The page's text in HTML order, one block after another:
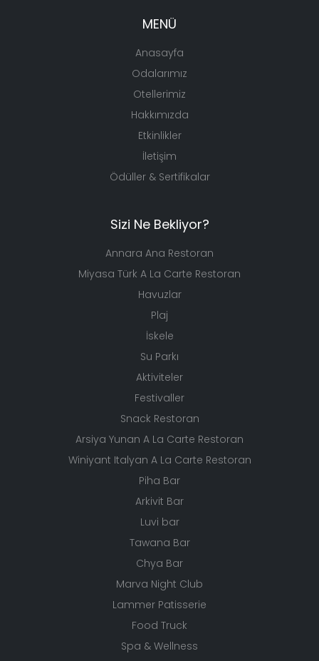
MENÜ
Anasayfa
Odalarımız
Otellerimiz
Hakkımızda
Etkinlikler
İletişim
Ödüller & Sertifikalar
Sizi Ne Bekliyor?
Annara Ana Restoran
Miyasa Türk A La Carte Restoran
Havuzlar
Plaj
İskele
Su Parkı
Aktiviteler
Festivaller
Snack Restoran
Arsiya Yunan A La Carte Restoran
Winiyant Italyan A La Carte Restoran
Piha Bar
Arkivit Bar
Luvi bar
Tawana Bar
Chya Bar
Marva Night Club
Lammer Patisserie
Food Truck
Spa & Wellness